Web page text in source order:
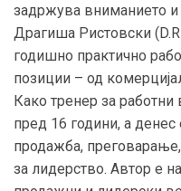
задржува вниманието и
Драгиша Ристовски
годишно практично
позиции – од
Како тренер за
пред 16 години, а денес
продажба,
за лидерство. Автор е